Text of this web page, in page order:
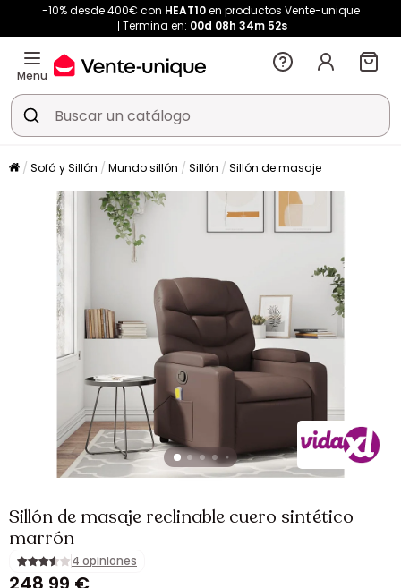
-10% desde 400€ con HEAT10en productos Vente-unique
Termina en: 00d 08h 34m 52s
Menu
Sofá y Sillón Mundo sillón Sillón Sillón de masaje
Sillón de masaje reclinable cuero sintético
marrón
4 opiniones